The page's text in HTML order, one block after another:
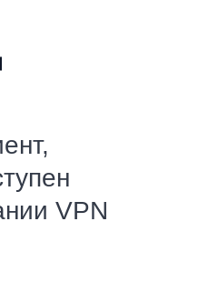
VPN